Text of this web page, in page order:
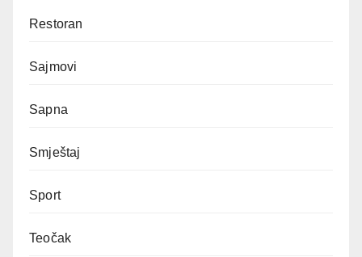
Restoran
Sajmovi
Sapna
Smještaj
Sport
Teočak